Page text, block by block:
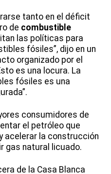
tanto en el déficit
de combustible
las políticas para
fósiles”, dijo en un
organizado por el
es una locura. La
fósiles es una
consumidores de
el petróleo que
acelerar la construcción
gas natural licuado.
de la Casa Blanca